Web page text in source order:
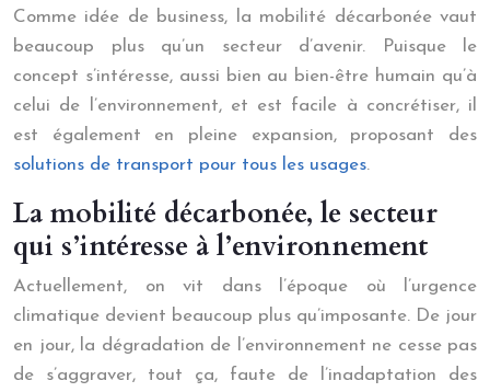
Comme idée de business, la mobilité décarbonée vaut
beaucoup plus qu’un secteur d’avenir. Puisque le
concept s’intéresse, aussi bien au bien-être humain qu’à
celui de l’environnement, et est facile à concrétiser, il
est également en pleine expansion, proposant des
solutions de transport pour tous les usages.
La mobilité décarbonée, le secteur
qui s’intéresse à l’environnement
Actuellement, on vit dans l’époque où l’urgence
climatique devient beaucoup plus qu’imposante. De jour
en jour, la dégradation de l’environnement ne cesse pas
de s’aggraver, tout ça, faute de l’inadaptation des